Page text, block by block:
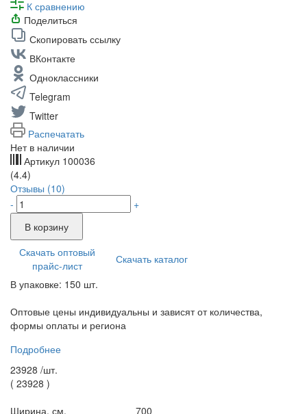
К сравнению
Поделиться
Скопировать ссылку
ВКонтакте
Одноклассники
Telegram
Twitter
Распечатать
Нет в наличии
Артикул 100036
(4.4)
Отзывы (10)
-
+
В корзину
Скачать оптовый
прайс-лист
Скачать каталог
В упаковке: 150 шт.
Оптовые цены индивидуальны и зависят от количества,
формы оплаты и региона
Подробнее
23928 /шт.
( 23928 )
Ширина, см.
700